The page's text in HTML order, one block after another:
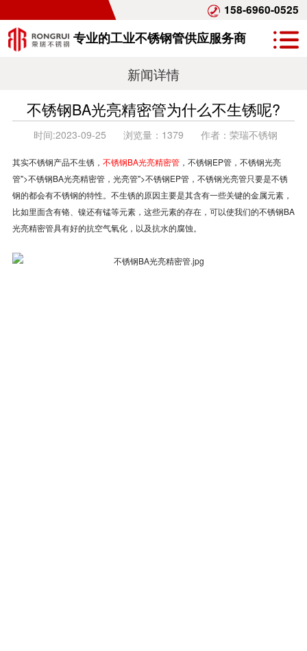
158-6960-0525
专业的工业不锈钢管供应服务商
新闻详情
不锈钢BA光亮精密管为什么不生锈呢?
时间:2023-09-25 浏览量： 1379 作者： 荣瑞不锈钢
其实不锈钢产品不生锈， 不锈钢BA光亮精密管，不锈钢EP管，不锈钢光亮
管">不锈钢BA光亮精密管，光亮管">不锈钢EP管，不锈钢光亮管只要是不锈
钢的都会有不锈钢的特性。不生锈的原因主要是其含有一些关键的金属元素，
比如里面含有铬、镍还有锰等元素，这些元素的存在，可以使我们的不锈钢BA
光亮精密管具有好的抗空气氧化，以及抗水的腐蚀。